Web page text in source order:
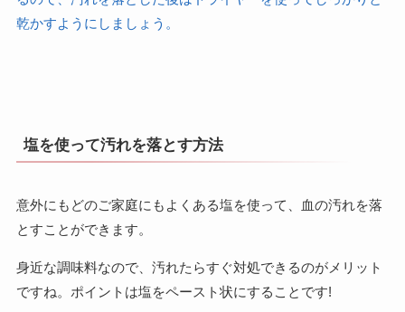
乾かすようにしましょう。
塩を使って汚れを落とす方法
意外にもどのご家庭にもよくある塩を使って、血の汚れを落
とすことができます。
身近な調味料なので、汚れたらすぐ対処できるのがメリット
ですね。ポイントは塩をペースト状にすることです!